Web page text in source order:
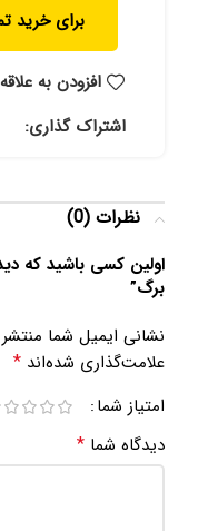
برای خرید تماس
افزودن به
اشتراک گذاری:
نظرات (0)
اولین کسی باشید که
برگ”
نشانی ایمیل شما
علامت‌گذاری شده‌اند *
امتیاز شما
دیدگاه شما *